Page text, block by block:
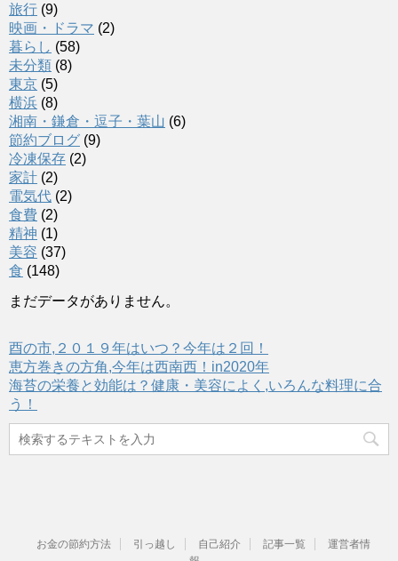
旅行 (9)
映画・ドラマ (2)
暮らし (58)
未分類 (8)
東京 (5)
横浜 (8)
湘南・鎌倉・逗子・葉山 (6)
節約ブログ (9)
冷凍保存 (2)
家計 (2)
電気代 (2)
食費 (2)
精神 (1)
美容 (37)
食 (148)
まだデータがありません。
酉の市,２０１９年はいつ？今年は２回！
恵方巻きの方角,今年は西南西！in2020年
海苔の栄養と効能は？健康・美容によく,いろんな料理に合
う！
お金の節約方法 引っ越し 自己紹介 記事一覧
運営者情